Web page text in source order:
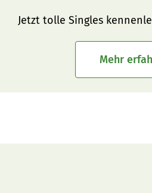
Jetzt tolle Singles
Mehr